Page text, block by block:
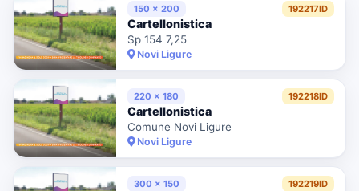
150 x 200 192217ID
Cartellonistica
Sp 154 7,25
Novi Ligure
220 x 180 192218ID
Cartellonistica
Comune Novi Ligure
Novi Ligure
300 x 150 192219ID